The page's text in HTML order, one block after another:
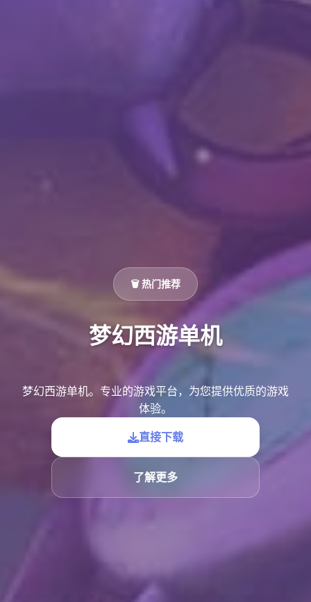
🗑️ 热门推荐
梦幻西游单机
梦幻西游单机。专业的游戏平台，为您提供优质的游戏
体验。
直接下载
了解更多